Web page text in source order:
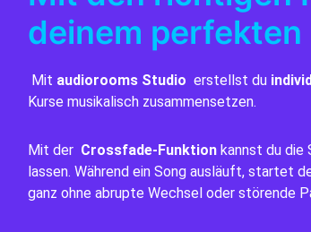
deinem
Mit audiorooms Studio erstellst du
Kurse musikalisch zusammensetzen.
Mit der Crossfade-Funktion kannst du die
lassen. Während ein Song ausläuft, startet
ganz ohne abrupte Wechsel oder störende